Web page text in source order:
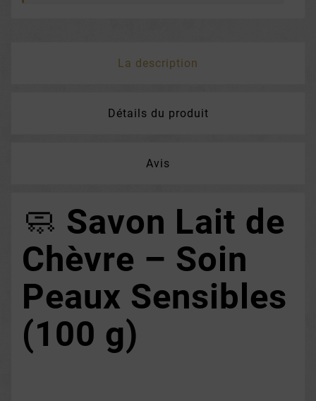
La description
Détails du produit
Avis
🧼 Savon Lait de
Chèvre – Soin
Peaux Sensibles
(100 g)